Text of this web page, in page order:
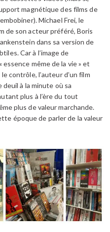
magnétique des films de
Michael Frei, le
de son acteur préféré, Boris
dans sa version de
Car à l’image de
essence même de la vie » et
contrôle, l’auteur d’un film
à la minute où sa
plus à l’ère du tout
plus de valeur marchande.
époque de parler de la valeur